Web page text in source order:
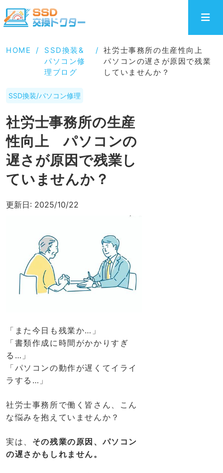
HOME /
SSD換装&
パソコン修
理ブログ
/ 社労士事務所の生産性向上
パソコンの遅さが原因で残業
していませんか？
SSD換装/パソコン修理
社労士事務所の生産
性向上 パソコンの
遅さが原因で残業し
ていませんか？
更新日: 2025/10/22
「また今日も残業か…」
「書類作成に時間がかかりすぎ
る…」
「パソコンの動作が遅くてイライ
ラする…」
社労士事務所で働く皆さん、こん
な悩みを抱えていませんか？
実は、 その残業の原因、パソコン
の遅さかもしれません。